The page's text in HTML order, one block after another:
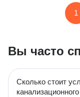
1
Вы часто
Сколько стоит